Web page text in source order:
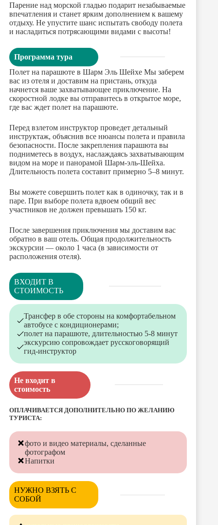
Парение над морской гладью подарит незабываемые
впечатления и станет ярким дополнением к вашему
отдыху. Не упустите шанс испытать свободу полета
и насладиться потрясающими видами с высоты!
Программа тура
Полет на парашюте в Шарм Эль Шейхе Мы заберем
вас из отеля и доставим на пристань, откуда
начнется ваше захватывающее приключение. На
скоростной лодке вы отправитесь в открытое море,
где вас ждет полет на парашюте.
Перед взлетом инструктор проведет детальный
инструктаж, объяснив все нюансы полета и правила
безопасности. После закрепления парашюта вы
подниметесь в воздух, наслаждаясь захватывающим
видом на море и панорамой Шарм-эль-Шейха.
Длительность полета составит примерно 5–8 минут.
Вы можете совершить полет как в одиночку, так и в
паре. При выборе полета вдвоем общий вес
участников не должен превышать 150 кг.
После завершения приключения мы доставим вас
обратно в ваш отель. Общая продолжительность
экскурсии — около 1 часа (в зависимости от
расположения отеля).
ВХОДИТ В
СТОИМОСТЬ
Трансфер в обе стороны на комфортабельном
автобусе с кондиционерами;
полет на парашюте, длительностью 5-8 минут
экскурсию сопровождает русскоговорящий
гид-инструктор
Не входит в
стоимость
ОПЛАЧИВАЕТСЯ ДОПОЛНИТЕЛЬНО ПО ЖЕЛАНИЮ
ТУРИСТА:
фото и видео материалы, сделанные
фотографом
Напитки
НУЖНО ВЗЯТЬ С
СОБОЙ